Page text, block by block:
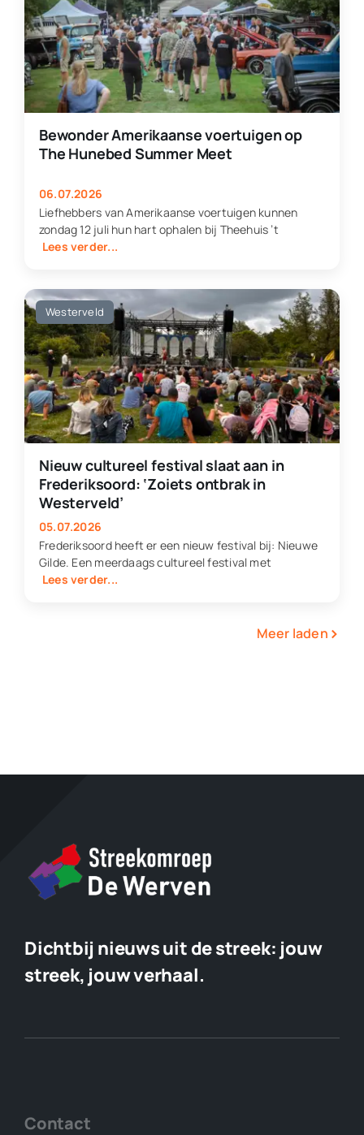
Bewonder Amerikaanse voertuigen op
The Hunebed Summer Meet
06.07.2026
Liefhebbers van Amerikaanse voertuigen kunnen
zondag 12 juli hun hart ophalen bij Theehuis ’t
Lees verder...
Westerveld
Nieuw cultureel festival slaat aan in
Frederiksoord: ‘Zoiets ontbrak in
Westerveld’
05.07.2026
Frederiksoord heeft er een nieuw festival bij: Nieuwe
Gilde. Een meerdaags cultureel festival met
Lees verder...
Meer laden ›
Dichtbij nieuws uit de streek: jouw
streek, jouw verhaal.
Contact